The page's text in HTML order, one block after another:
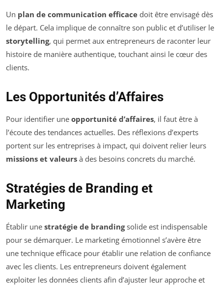
Un plan de communication efficace doit être envisagé dès
le départ. Cela implique de connaître son public et d’utiliser le
storytelling, qui permet aux entrepreneurs de raconter leur
histoire de manière authentique, touchant ainsi le cœur des
clients.
Les Opportunités d’Affaires
Pour identifier une opportunité d’affaires, il faut être à
l’écoute des tendances actuelles. Des réflexions d’experts
portent sur les entreprises à impact, qui doivent relier leurs
missions et valeurs à des besoins concrets du marché.
Stratégies de Branding et
Marketing
Établir une stratégie de brandingsolide est indispensable
pour se démarquer. Le marketing émotionnel s’avère être
une technique efficace pour établir une relation de confiance
avec les clients. Les entrepreneurs doivent également
exploiter les données clients afin d’ajuster leur approche et